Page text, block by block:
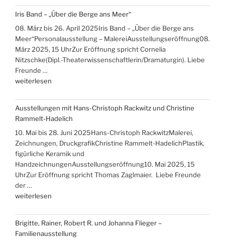
Brade,
Gudrun
Hensling,
Winfried
Mikolajczyk“
Iris Band – „Über die Berge ans Meer“
08. März bis 26. April 2025Iris Band – „Über die Berge ans
Meer“Personalausstellung – MalereiAusstellungseröffnung08.
März 2025, 15 UhrZur Eröffnung spricht Cornelia
Nitzschke(Dipl.-Theaterwissenschaftlerin/Dramaturgin). Liebe
Freunde …
„Iris
–
„Über
die
Berge
ans
Meer““
weiterlesen
Ausstellungen mit Hans-Christoph Rackwitz und Christine
Rammelt-Hadelich
10. Mai bis 28. Juni 2025Hans-Christoph RackwitzMalerei,
Zeichnungen, DruckgrafikChristine Rammelt-HadelichPlastik,
figürliche Keramik und
HandzeichnungenAusstellungseröffnung10. Mai 2025, 15
UhrZur Eröffnung spricht Thomas Zaglmaier. Liebe Freunde
der …
„Ausstellungen
Hans-
Christoph
Rackwitz
weiterlesen
Brigitte, Rainer, Robert R. und Johanna Flieger –
Familienausstellung